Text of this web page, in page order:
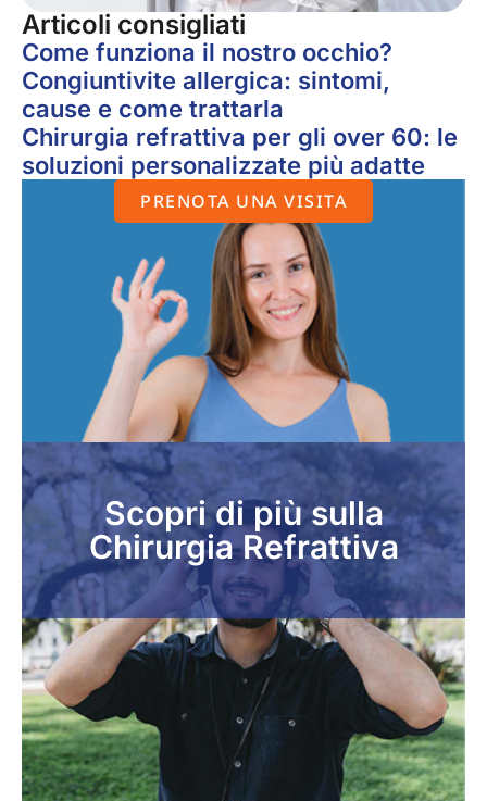
Articoli consigliati
Come funziona il nostro occhio?
Congiuntivite allergica: sintomi,
cause e come trattarla
Chirurgia refrattiva per gli over 60: le
soluzioni personalizzate più adatte
PRENOTA UNA VISITA
Scopri di più sulla
Chirurgia Refrattiva